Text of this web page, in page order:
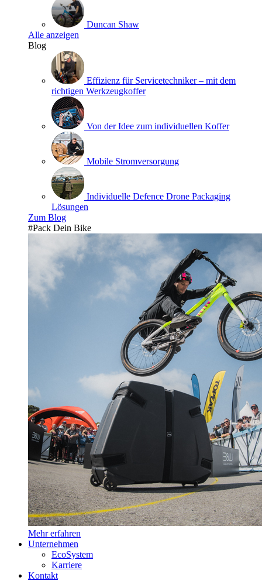
Duncan Shaw
Alle anzeigen
Blog
Effizienz für Servicetechniker – mit dem
richtigen Werkzeugkoffer
Von der Idee zum individuellen Koffer
Mobile Stromversorgung
Individuelle Defence Drone Packaging
Lösungen
Zum Blog
#Pack Dein Bike
Mehr erfahren
Unternehmen
EcoSystem
Karriere
Kontakt